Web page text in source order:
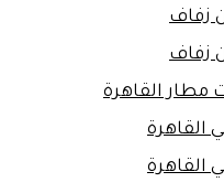
زفاف
زفاف
مطار القاهرة
القاهرة
القاهرة